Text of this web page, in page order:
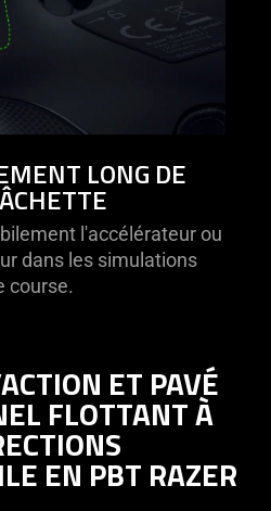
LONG DE
l'accélérateur ou
dans les simulations
course.
ET PAVÉ
FLOTTANT À
EN PBT RAZER